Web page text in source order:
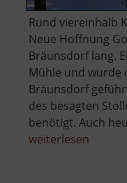
Rund viereinhalb
Neue Hoffnung
Bräunsdorf lang.
Mühle und wurde
Bräunsdorf
des besagten
benötigt. Auch
weiterlesen